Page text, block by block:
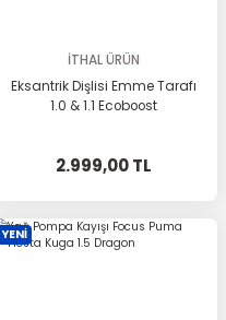
İTHAL ÜRÜN
Eksantrik Dişlisi Emme Tarafı
1.0 & 1.1 Ecoboost
2.999,00 TL
YENİ